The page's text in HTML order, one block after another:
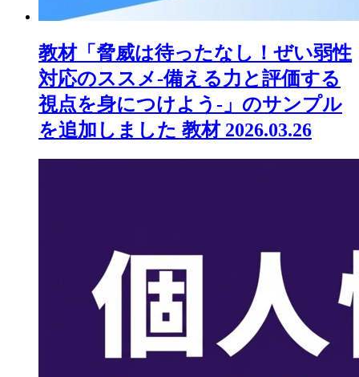
教材「脅威は待ったなし！ぜい弱性
対応のススメ-備える力と評価する
視点を身につけよう-」のサンプル
を追加しました 教材 2026.03.26